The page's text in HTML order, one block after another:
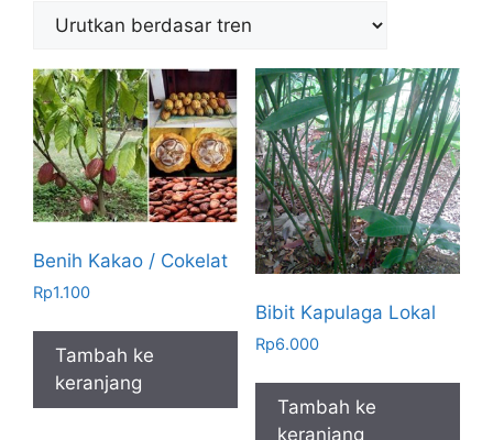
popularitas
Benih Kakao / Cokelat
Rp1.100
Tambah ke
keranjang
Bibit Kapulaga Lokal
Rp6.000
Tambah ke
keranjang